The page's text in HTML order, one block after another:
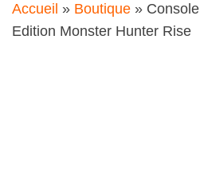
Accueil » Boutique »
Edition Monster Hunter Rise